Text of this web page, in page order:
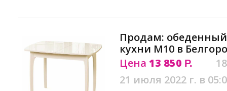
Продам: обеденный
кухни М10 в
Цена 13 850 Р.
21 июля 2022 г. в